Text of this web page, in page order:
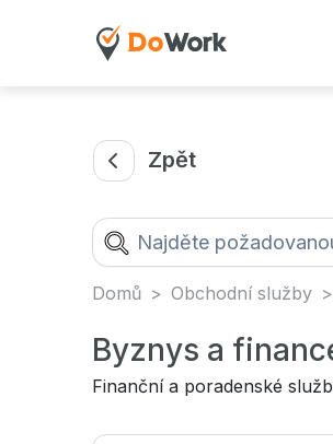
Zpět
Domů Obchodní služby
Byznys a
Finanční a poradenské